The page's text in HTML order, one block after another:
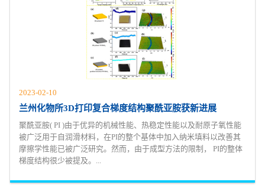
2023-02-10
兰州化物所3D打印复合梯度结构聚酰亚胺获新进展
聚酰亚胺( PI )由于优异的机械性能、热稳定性能以及耐原子氧性能
被广泛用于自润滑材料，在PI的整个基体中加入纳米填料以改善其
摩擦学性能已被广泛研究。然而，由于成型方法的限制， PI的整体
梯度结构很少被提及。...